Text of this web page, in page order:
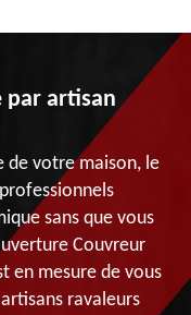
par artisan
de votre maison, le
sans que vous
Couvreur
en mesure de vous
ravaleurs